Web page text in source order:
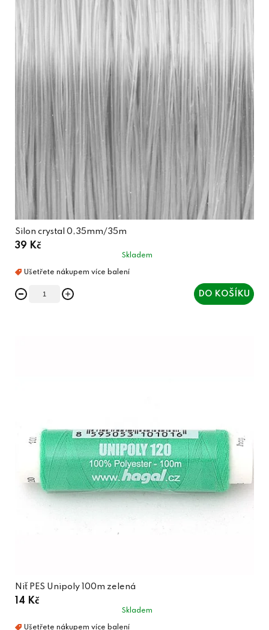
Silon crystal 0,35mm/35m
39 Kč
Skladem
DO KOŠÍKU
Niť PES Unipoly 100m zelená
14 Kč
Skladem